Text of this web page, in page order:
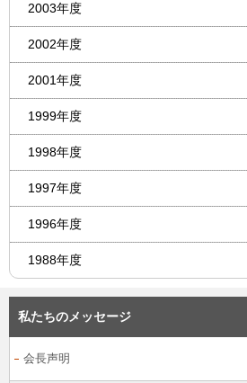
2003年度
2002年度
2001年度
1999年度
1998年度
1997年度
1996年度
1988年度
私たちのメッセージ
会長声明